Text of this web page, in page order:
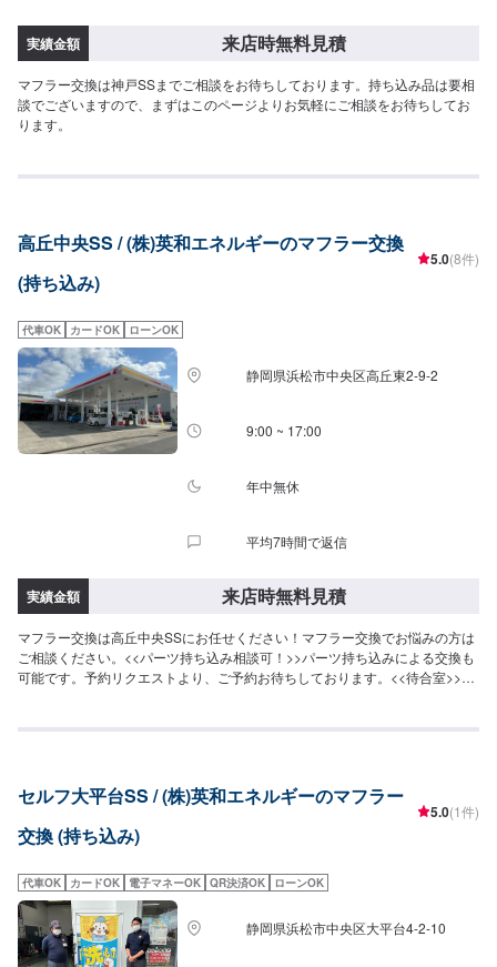
実績金額 来店時無料見積
マフラー交換は神戸SSまでご相談をお待ちしております。持ち込み品は要相
談でございますので、まずはこのページよりお気軽にご相談をお待ちしてお
ります。
高丘中央SS / (株)英和エネルギーのマフラー交換
(持ち込み)
5.0(8件)
代車OK カードOK ローンOK
静岡県浜松市中央区高丘東2-9-2
9:00 ~ 17:00
年中無休
平均7時間で返信
実績金額 来店時無料見積
マフラー交換は高丘中央SSにお任せください！マフラー交換でお悩みの方は
ご相談ください。<<パーツ持ち込み相談可！>>パーツ持ち込みによる交換も
可能です。予約リクエストより、ご予約お待ちしております。<<待合室>>ト
セルフ大平台SS / (株)英和エネルギーのマフラー
交換 (持ち込み)
5.0(1件)
代車OK カードOK 電子マネーOK QR決済OK ローンOK
静岡県浜松市中央区大平台4-2-10